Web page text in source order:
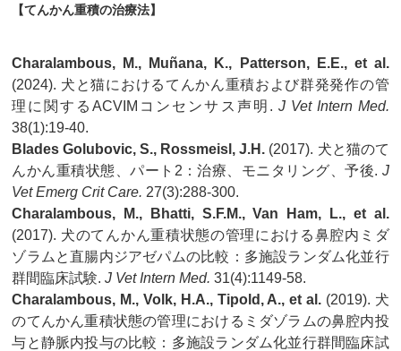
【てんかん重積の治療法】
Charalambous, M., Muñana, K., Patterson, E.E., et al.
(2024). 犬と猫におけるてんかん重積および群発発作の管
理に関するACVIMコンセンサス声明. J Vet Intern Med.
38(1):19-40.
Blades Golubovic, S., Rossmeisl, J.H. (2017). 犬と猫のて
んかん重積状態、パート2：治療、モニタリング、予後. J
Vet Emerg Crit Care. 27(3):288-300.
Charalambous, M., Bhatti, S.F.M., Van Ham, L., et al.
(2017). 犬のてんかん重積状態の管理における鼻腔内ミダ
ゾラムと直腸内ジアゼパムの比較：多施設ランダム化並行
群間臨床試験.J Vet Intern Med. 31(4):1149-58.
Charalambous, M., Volk, H.A., Tipold, A., et al.(2019). 犬
のてんかん重積状態の管理におけるミダゾラムの鼻腔内投
与と静脈内投与の比較：多施設ランダム化並行群間臨床試